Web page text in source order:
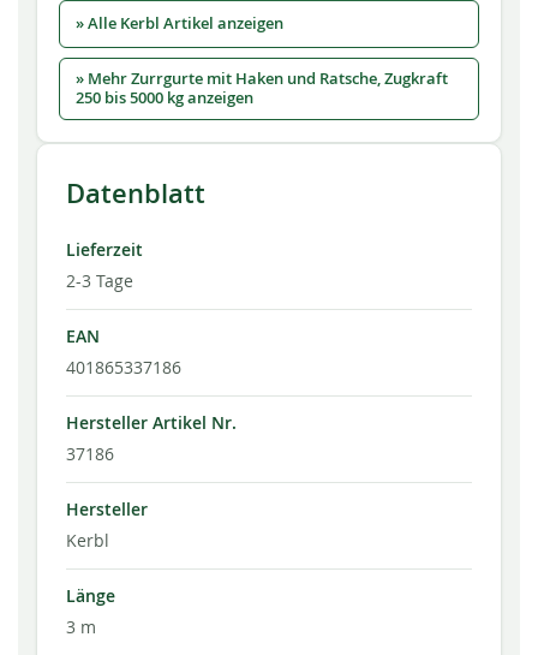
» Alle Kerbl Artikel anzeigen
» Mehr Zurrgurte mit Haken und Ratsche, Zugkraft
250 bis 5000 kg anzeigen
Datenblatt
Lieferzeit
2-3 Tage
EAN
401865337186
Hersteller Artikel Nr.
37186
Hersteller
Kerbl
Länge
3 m